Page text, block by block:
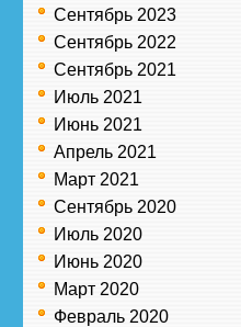
Сентябрь 2023
Сентябрь 2022
Сентябрь 2021
Июль 2021
Июнь 2021
Апрель 2021
Март 2021
Сентябрь 2020
Июль 2020
Июнь 2020
Март 2020
Февраль 2020